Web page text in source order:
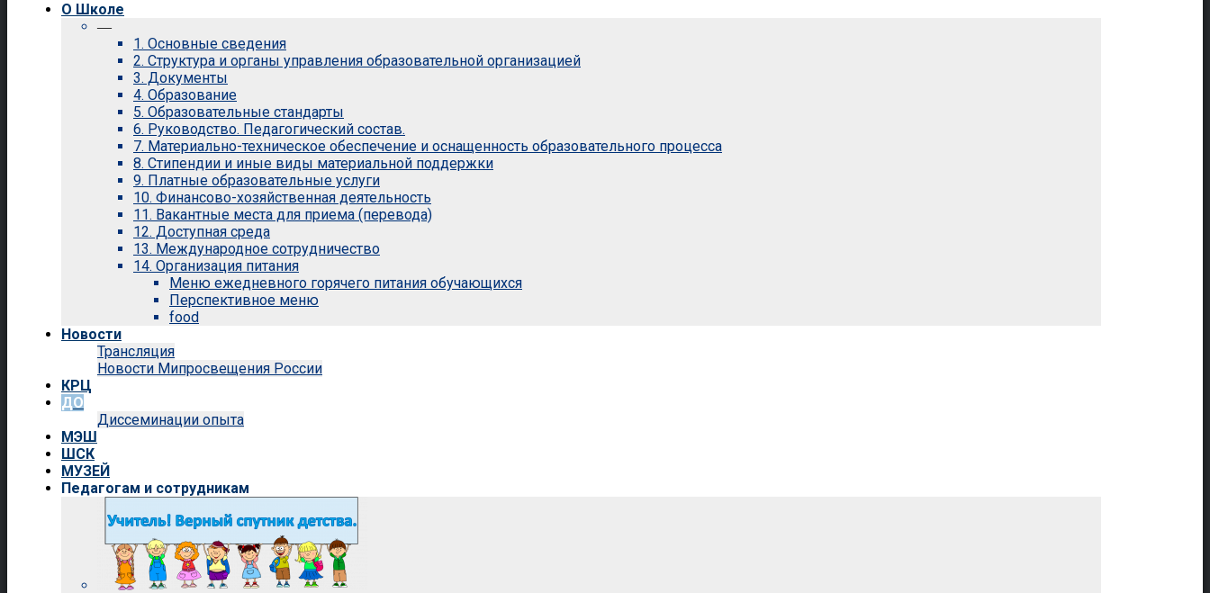
О Школе
—
1. Основные сведения
2. Структура и органы управления образовательной организацией
3. Документы
4. Образование
5. Образовательные стандарты
6. Руководство. Педагогический состав.
7. Материально-техническое обеспечение и оснащенность образовательного процесса
8. Стипендии и иные виды материальной поддержки
9. Платные образовательные услуги
10. Финансово-хозяйственная деятельность
11. Вакантные места для приема (перевода)
12. Доступная среда
13. Международное сотрудничество
14. Организация питания
Меню ежедневного горячего питания обучающихся
Перспективное меню
food
Новости
Трансляция
Новости Мипросвещения России
КРЦ
ДО
Диссеминации опыта
МЭШ
ШСК
МУЗЕЙ
Педагогам и сотрудникам